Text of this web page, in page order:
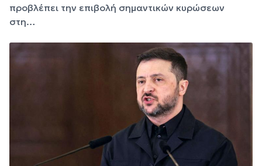
προβλέπει την επιβολή σημαντικών κυρώσεων
στη…